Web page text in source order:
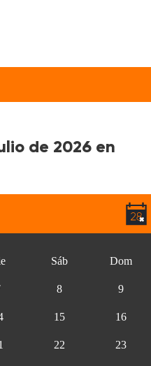
de 2026 en
Sáb Dom
8 9
15 16
22 23